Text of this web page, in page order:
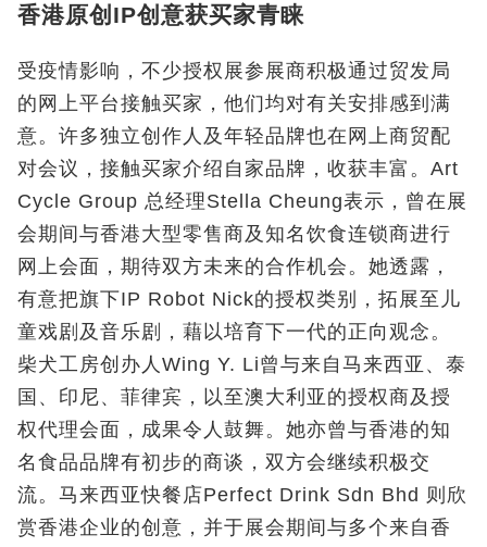
香港原创IP创意获买家青睐
受疫情影响，不少授权展参展商积极通过贸发局
的网上平台接触买家，他们均对有关安排感到满
意。许多独立创作人及年轻品牌也在网上商贸配
对会议，接触买家介绍自家品牌，收获丰富。Art
Cycle Group 总经理Stella Cheung表示，曾在展
会期间与香港大型零售商及知名饮食连锁商进行
网上会面，期待双方未来的合作机会。她透露，
有意把旗下IP Robot Nick的授权类别，拓展至儿
童戏剧及音乐剧，藉以培育下一代的正向观念。
柴犬工房创办人Wing Y. Li曾与来自马来西亚、泰
国、印尼、菲律宾，以至澳大利亚的授权商及授
权代理会面，成果令人鼓舞。她亦曾与香港的知
名食品品牌有初步的商谈，双方会继续积极交
流。马来西亚快餐店Perfect Drink Sdn Bhd 则欣
赏香港企业的创意，并于展会期间与多个来自香